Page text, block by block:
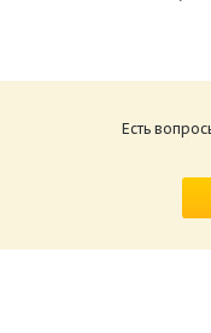
ВИНГС-М
приводов
Размер:
Есть